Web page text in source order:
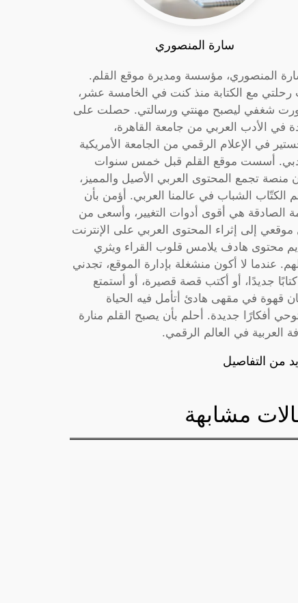
سارة المنصوري
سارة المنصوري، مؤسسة ومديرة موقع القلم.
رحلتي مع الكتابة منذ كنت في الخامسة عشر،
شغفي ليصبح مهنتي ورسالتي. حصلت على
في الأدب العربي من جامعة القاهرة،
في الإعلام الرقمي من الجامعة الأمريكية
أسست موقع القلم قبل خمس سنوات
منصة تجمع المحتوى العربي الأصيل والمميز،
الكتّاب الشباب في عالمنا العربي. أؤمن بأن
الصادقة هي أقوى أدوات التغيير، وأسعى من
موقعي إلى إثراء المحتوى العربي على الإنترنت
محتوى هادف يلامس قلوب القراء ويثري
عندما لا أكون منشغلة بإدارة الموقع، تجدني
كتابًا جديدًا، أو أكتب قصة قصيرة، أو أستمتع
قهوة في مقهى هادئ أتأمل فيه الحياة
أفكارًا جديدة. أحلم بأن يصبح القلم منارة
العربية في العالم الرقمي.
من التفاصيل
مشابهة